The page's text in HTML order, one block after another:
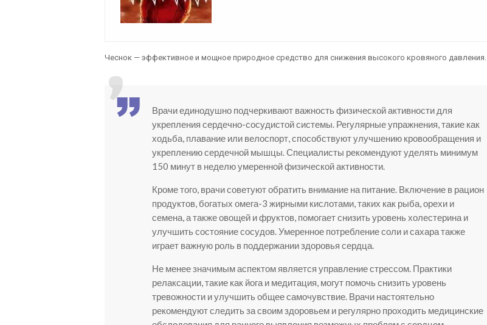
Чеснок — эффективное и мощное природное средство для снижения высокого кровяного давления.
Врачи единодушно подчеркивают важность физической активности для
укрепления сердечно-сосудистой системы. Регулярные упражнения, такие как
ходьба, плавание или велоспорт, способствуют улучшению кровообращения и
укреплению сердечной мышцы. Специалисты рекомендуют уделять минимум
150 минут в неделю умеренной физической активности.
Кроме того, врачи советуют обратить внимание на питание. Включение в рацион
продуктов, богатых омега-3 жирными кислотами, таких как рыба, орехи и
семена, а также овощей и фруктов, помогает снизить уровень холестерина и
улучшить состояние сосудов. Умеренное потребление соли и сахара также
играет важную роль в поддержании здоровья сердца.
Не менее значимым аспектом является управление стрессом. Практики
релаксации, такие как йога и медитация, могут помочь снизить уровень
тревожности и улучшить общее самочувствие. Врачи настоятельно
рекомендуют следить за своим здоровьем и регулярно проходить медицинские